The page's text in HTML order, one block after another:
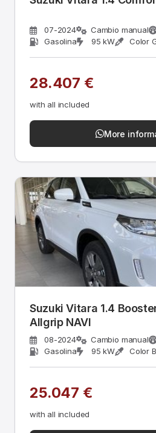
07-2024 Cambio manual
Gasolina
95 kW Color
28.407 €
with all included
More
Suzuki Vitara 1.4
Allgrip NAVI
08-2024 Cambio manual
Gasolina
95 kW Color
25.047 €
with all included